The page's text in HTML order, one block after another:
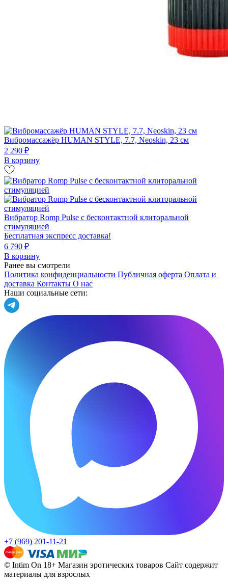
Вибромассажёр HUMAN STYLE, 7.7, Neoskin, 23 см
2 290 ₽
В корзину
Вибратор Romp Pulse с бесконтактной клиторальной
стимуляцией
Бесплатная экспресс доставка!
6 790 ₽
В корзину
Ранее вы смотрели
Политика конфиденциальности Публичная оферта Оплата и
доставка Контакты О нас
Наши социальные сети:
+7 (969) 201-11-21
© Intim On 18+ Магазин эротических товаров Сайт содержит
материалы для взрослых